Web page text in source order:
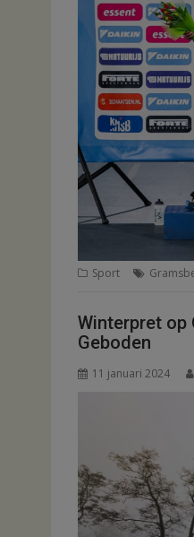
Sport
Winterpret op
Geboden
11 januari 2024